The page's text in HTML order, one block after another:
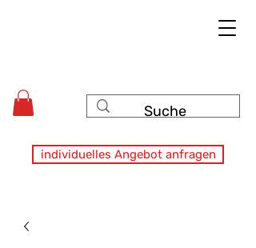
individuelles Angebot anfragen